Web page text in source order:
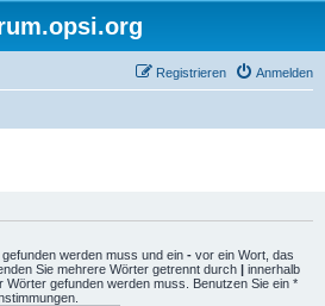
Anmelden
Registrieren
werden muss und ein - vor ein Wort, das
Sie mehrere Wörter getrennt durch | innerhalb
Wörter gefunden werden muss. Benutzen Sie ein *